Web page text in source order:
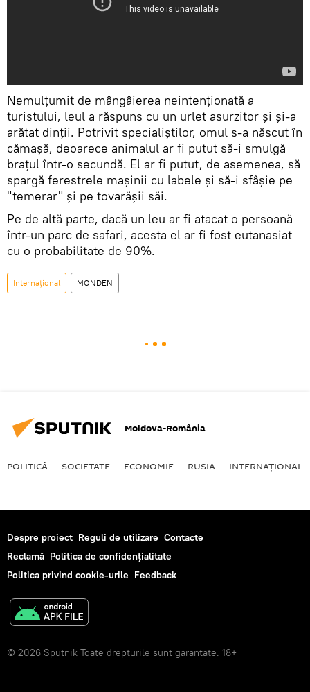
Nemulțumit de mângâierea neintenționată a
turistului, leul a răspuns cu un urlet asurzitor și și-a
arătat dinții. Potrivit specialiștilor, omul s-a născut în
cămașă, deoarece animalul ar fi putut să-i smulgă
brațul într-o secundă. El ar fi putut, de asemenea, să
spargă ferestrele mașinii cu labele și să-i sfâșie pe
"temerar" și pe tovarășii săi.
Pe de altă parte, dacă un leu ar fi atacat o persoană
într-un parc de safari, acesta el ar fi fost eutanasiat
cu o probabilitate de 90%.
Internaţional MONDEN
Moldova-România
POLITICĂ SOCIETATE ECONOMIE RUSIA INTERNAŢIONAL
Despre proiect Reguli de utilizare Contacte
Reclamă Politica de confidențialitate
Politica privind cookie-urile Feedback
© 2026 Sputnik Toate drepturile sunt garantate. 18+